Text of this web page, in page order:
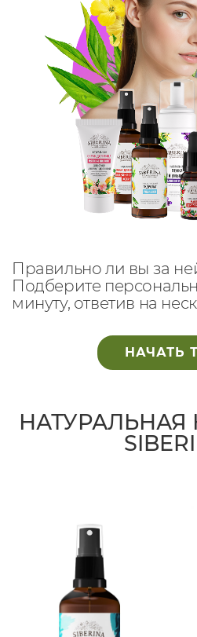
Правильно ли вы за
Подберите
минуту, ответив на
НАЧАТЬ
НАТУРАЛЬНАЯ